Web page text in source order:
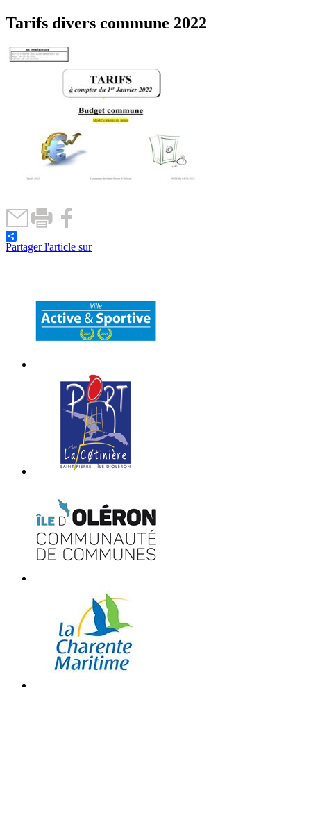
Tarifs divers commune 2022
Partager l'article sur